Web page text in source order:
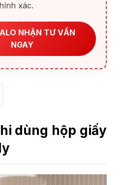
xác.
NHẬN TƯ VẤN
NGAY
dùng hộp giấy